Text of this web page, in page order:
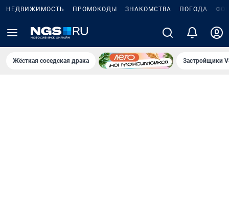
НЕДВИЖИМОСТЬ ПРОМОКОДЫ ЗНАКОМСТВА ПОГОДА
Жёсткая соседская драка Застройщики